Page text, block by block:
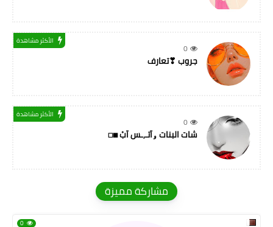
0
الأكثر مشاهدة
جروب ❣تعارف
0
الأكثر مشاهدة
شات البنات ۅآتـ,ـس آبْ ◼◻
مشاركة مميزة
0